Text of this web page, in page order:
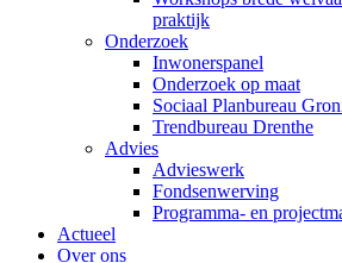
praktijk
Onderzoek
Inwonerspanel
Onderzoek op maat
Sociaal Planbureau
Trendbureau Drenthe
Advies
Advieswerk
Fondsenwerving
Programma- en
Actueel
Over ons